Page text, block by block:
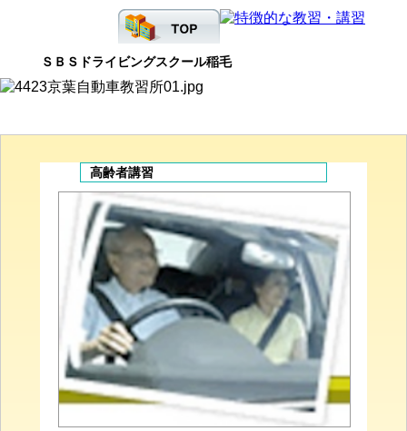
ＳＢＳドライビングスクール稲毛
高齢者講習